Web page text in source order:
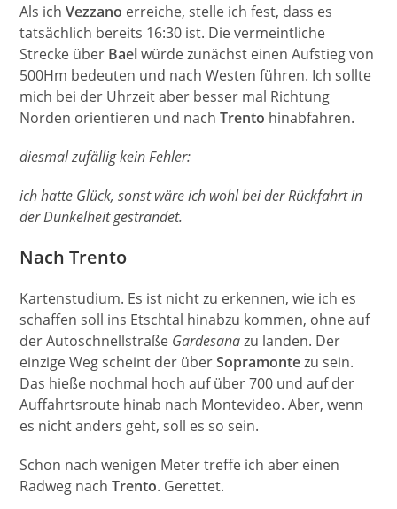
Als ichVezzano erreiche, stelle ich fest, dass es
tatsächlich bereits 16:30 ist. Die vermeintliche
Strecke über Baelwürde zunächst einen Aufstieg von
500Hm bedeuten und nach Westen führen. Ich sollte
mich bei der Uhrzeit aber besser mal Richtung
Norden orientieren und nachTrento hinabfahren.
diesmal zufällig kein Fehler:
ich hatte Glück, sonst wäre ich wohl bei der Rückfahrt in
der Dunkelheit gestrandet.
Nach Trento
Kartenstudium. Es ist nicht zu erkennen, wie ich es
schaffen soll ins Etschtal hinabzu kommen, ohne auf
der Autoschnellstraße Gardesanazu landen. Der
einzige Weg scheint der überSopramontezu sein.
Das hieße nochmal hoch auf über 700 und auf der
Auffahrtsroute hinab nach Montevideo. Aber, wenn
es nicht anders geht, soll es so sein.
Schon nach wenigen Meter treffe ich aber einen
Radweg nachTrento. Gerettet.